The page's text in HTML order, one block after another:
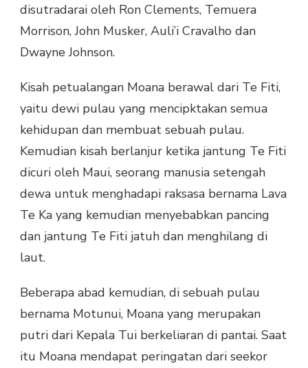
disutradarai oleh Ron Clements, Temuera
Morrison, John Musker, Auli’i Cravalho dan
Dwayne Johnson.
Kisah petualangan Moana berawal dari Te Fiti,
yaitu dewi pulau yang mencipktakan semua
kehidupan dan membuat sebuah pulau.
Kemudian kisah berlanjur ketika jantung Te Fiti
dicuri oleh Maui, seorang manusia setengah
dewa untuk menghadapi raksasa bernama Lava
Te Ka yang kemudian menyebabkan pancing
dan jantung Te Fiti jatuh dan menghilang di
laut.
Beberapa abad kemudian, di sebuah pulau
bernama Motunui, Moana yang merupakan
putri dari Kepala Tui berkeliaran di pantai. Saat
itu Moana mendapat peringatan dari seekor